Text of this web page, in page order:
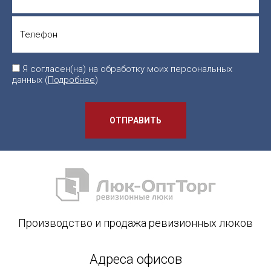
Я согласен(на) на обработку моих персональных
данных (Подробнее)
ОТПРАВИТЬ
Производство и продажа ревизионных люков
Адреса офисов